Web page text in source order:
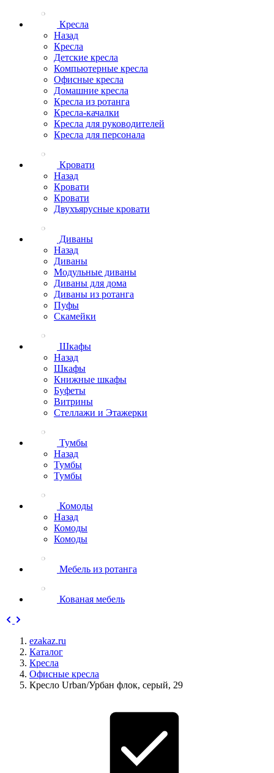
Кресла
Назад
Кресла
Детские кресла
Компьютерные кресла
Офисные кресла
Домашние кресла
Кресла из ротанга
Кресла-качалки
Кресла для руководителей
Кресла для персонала
Кровати
Назад
Кровати
Кровати
Двухъярусные кровати
Диваны
Назад
Диваны
Модульные диваны
Диваны для дома
Диваны из ротанга
Пуфы
Скамейки
Шкафы
Назад
Шкафы
Книжные шкафы
Буфеты
Витрины
Стеллажи и Этажерки
Тумбы
Назад
Тумбы
Тумбы
Комоды
Назад
Комоды
Комоды
Мебель из ротанга
Кованая мебель
ezakaz.ru
Каталог
Кресла
Офисные кресла
Кресло Urban/Урбан флок, серый, 29